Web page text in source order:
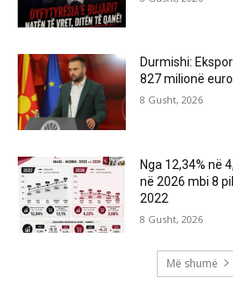
Durmishi:
827 milionë
8 Gusht, 2026
Nga 12,34% në
në 2026 mbi 8
2022
8 Gusht, 2026
Më shumë